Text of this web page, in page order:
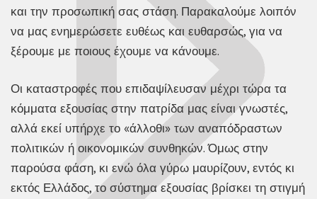
και την προσωπική σας στάση. Παρακαλούμε λοιπόν
να μας ενημερώσετε ευθέως και ευθαρσώς, για να
ξέρουμε με ποιους έχουμε να κάνουμε.
Οι καταστροφές που επιδαψίλευσαν μέχρι τώρα τα
κόμματα εξουσίας στην πατρίδα μας είναι γνωστές,
αλλά εκεί υπήρχε το «άλλοθι» των αναπόδραστων
πολιτικών ή οικονομικών συνθηκών. Όμως στην
παρούσα φάση, κι ενώ όλα γύρω μαυρίζουν, εντός κι
εκτός Ελλάδος, το σύστημα εξουσίας βρίσκει τη στιγμή